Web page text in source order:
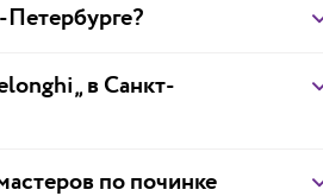
в Санкт-
по починке